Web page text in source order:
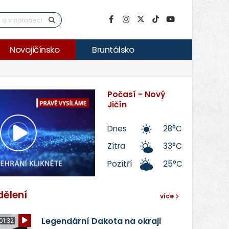
Novojičínsko Bruntálsko
Přehrát
video
Počasí - Nový
Jičín
Dnes
28°C
Zítra
33°C
Pozítří
25°C
více
Legendární Dakota na okraji